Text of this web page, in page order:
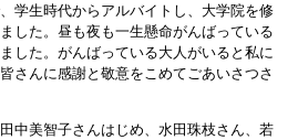
学生時代からアルバイトし、大学院を修
した。昼も夜も一生懸命がんばっている
した。がんばっている大人がいると私に
さんに感謝と敬意をこめてごあいさつさ
中美智子さんはじめ、水田珠枝さん、若